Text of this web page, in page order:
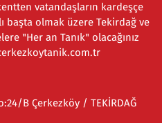
vatandaşların kardeşçe
başta olmak üzere Tekirdağ ve
"Her an Tanık" olacağınız
B Çerkezköy / TEKİRDAĞ